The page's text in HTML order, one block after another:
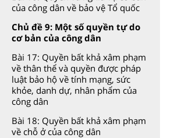
của công dân về bảo vệ Tổ quốc
Chủ đề 9: Một số quyền tự do
cơ bản của công dân
Bài 17: Quyền bất khả xâm phạm
về thân thể và quyền được pháp
luật bảo hộ về tính mạng, sức
khỏe, danh dự, nhân phẩm của
công dân
Bài 18: Quyền bất khả xâm phạm
về chỗ ở của công dân